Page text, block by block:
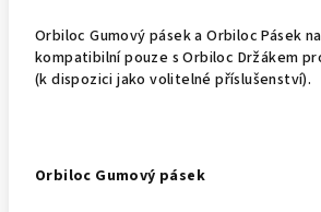
Orbiloc Gumový pásek a Orbiloc Pásek
kompatibilní pouze s Orbiloc Držákem
(k dispozici jako volitelné příslušenství).
Orbiloc Gumový pásek